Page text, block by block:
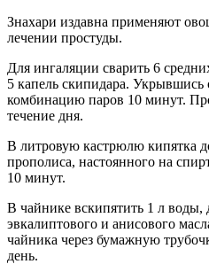
Знахари издавна применяют
лечении простуды.
Для ингаляции сварить 6
5 капель скипидара. Укрывшись
комбинацию паров 10 минут.
течение дня.
В литровую кастрюлю кипятка
прополиса, настоянного на
10 минут.
В чайнике вскипятить 1 л воды,
эвкалиптового и анисового
чайника через бумажную
день.